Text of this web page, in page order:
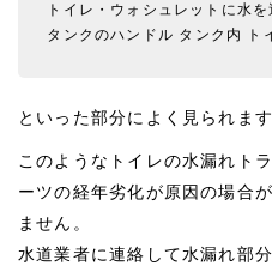
トイレ・ウォシュレットに水
タンクのハンドル タンク内 ト
といった部分によく見られます
このようなトイレの水漏れト
ーツの経年劣化が原因の場合
ません。
水道業者に連絡して水漏れ部